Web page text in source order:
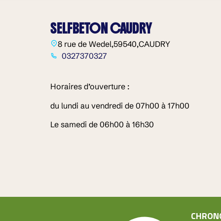
SELFBETON CAUDRY
8 rue de Wedel,59540,CAUDRY
0327370327
Horaires d’ouverture :
du lundi au vendredi de 07h00 à 17h00
Le samedi de 06h00 à 16h30